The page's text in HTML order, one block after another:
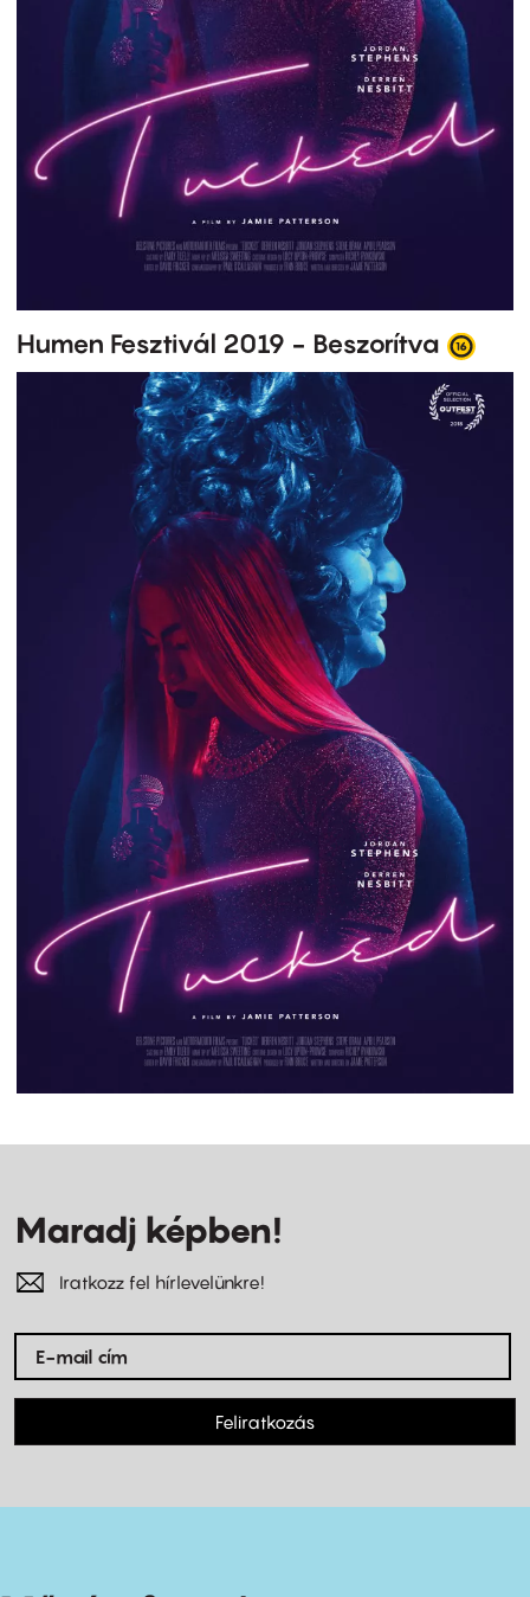
Humen Fesztivál 2019 - Beszorítva
Maradj képben!
Iratkozz fel hírlevelünkre!
Feliratkozás